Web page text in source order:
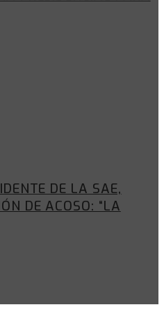
DE LA SAE,
DE ACOSO: “LA